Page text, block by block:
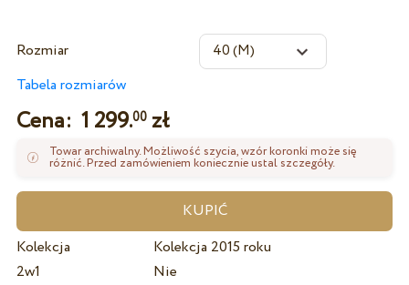
Rozmiar
Tabela rozmiarów
Cena: 1 299.00zł
Towar archiwalny. Możliwość szycia, wzór koronki może się
różnić. Przed zamówieniem koniecznie ustal szczegóły.
Kolekcja
Kolekcja 2015 roku
2w1
Nie